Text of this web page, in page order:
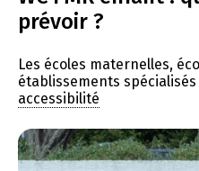
prévoir ?
Les écoles maternelles,
établissements
accessibilité